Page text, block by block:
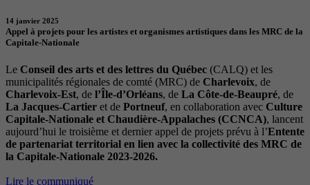
14 janvier 2025
Appel à projets pour les artistes et organismes artistiques dans les MRC de la
Capitale-Nationale
Le Conseil des arts et des lettres du Québec (CALQ) et les
municipalités régionales de comté (MRC) de Charlevoix, de
Charlevoix-Est, de l’Île-d’Orléans, de La Côte-de-Beaupré, de
La Jacques-Cartier et de Portneuf, en collaboration avec Culture
Capitale-Nationale et Chaudière-Appalaches (CCNCA), lancent
aujourd’hui le troisième et dernier appel de projets prévu à l’Entente
de partenariat territorial en lien avec la collectivité des MRC de
la Capitale-Nationale 2023-2026.
Lire le communiqué